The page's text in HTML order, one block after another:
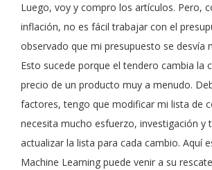
Luego, voy y compro los artículos. Pero,
inflación, no es fácil trabajar con el
observado que mi presupuesto se desvía
Esto sucede porque el tendero cambia la
precio de un producto muy a menudo.
factores, tengo que modificar mi lista de
necesita mucho esfuerzo, investigación y
actualizar la lista para cada cambio. Aquí
Machine Learning puede venir a su